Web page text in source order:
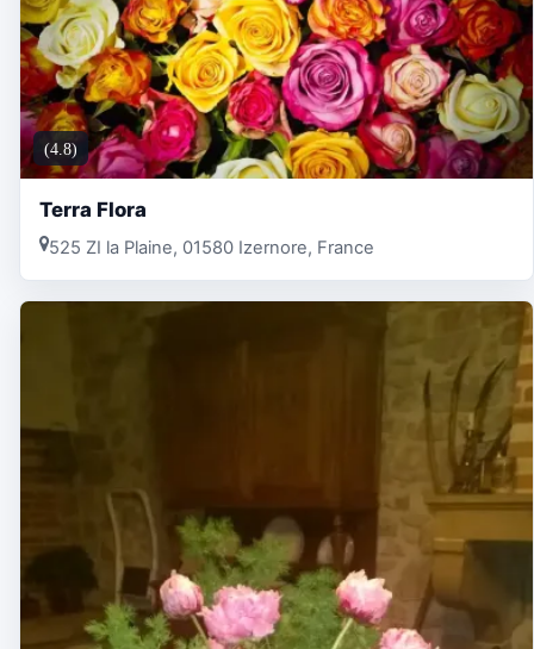
(4.8)
Terra Flora
525 ZI la Plaine, 01580 Izernore, France